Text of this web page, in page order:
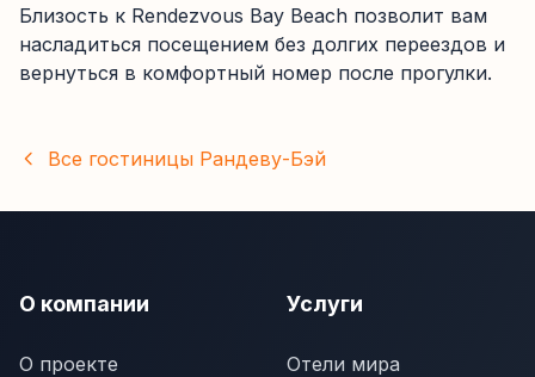
Близость к Rendezvous Bay Beach позволит вам
насладиться посещением без долгих переездов и
вернуться в комфортный номер после прогулки.
Все гостиницы Рандеву-Бэй
О компании
О проекте
Услуги
Отели мира